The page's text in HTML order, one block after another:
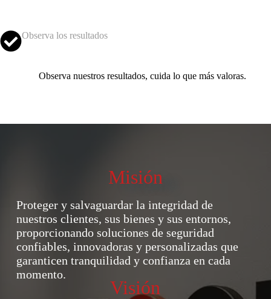
Observa los resultados
Observa nuestros resultados, cuida lo que más valoras.
Misión
Proteger y salvaguardar la integridad de
nuestros clientes, sus bienes y sus entornos,
proporcionando soluciones de seguridad
confiables, innovadoras y personalizadas que
garanticen tranquilidad y confianza en cada
momento.
Visión